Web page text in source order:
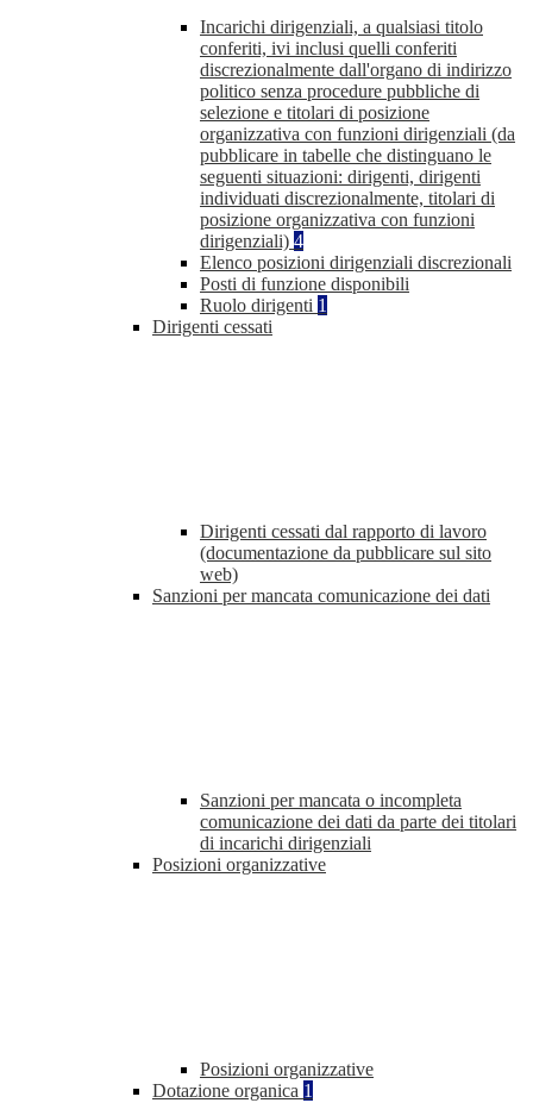
Incarichi dirigenziali, a qualsiasi titolo
conferiti, ivi inclusi quelli conferiti
discrezionalmente dall'organo di indirizzo
politico senza procedure pubbliche di
selezione e titolari di posizione
organizzativa con funzioni dirigenziali (da
pubblicare in tabelle che distinguano le
seguenti situazioni: dirigenti, dirigenti
individuati discrezionalmente, titolari di
posizione organizzativa con funzioni
dirigenziali) 4
Elenco posizioni dirigenziali discrezionali
Posti di funzione disponibili
Ruolo dirigenti 1
Dirigenti cessati
Dirigenti cessati dal rapporto di lavoro
(documentazione da pubblicare sul sito
web)
Sanzioni per mancata comunicazione dei dati
Sanzioni per mancata o incompleta
comunicazione dei dati da parte dei titolari
di incarichi dirigenziali
Posizioni organizzative
Posizioni organizzative
Dotazione organica 1